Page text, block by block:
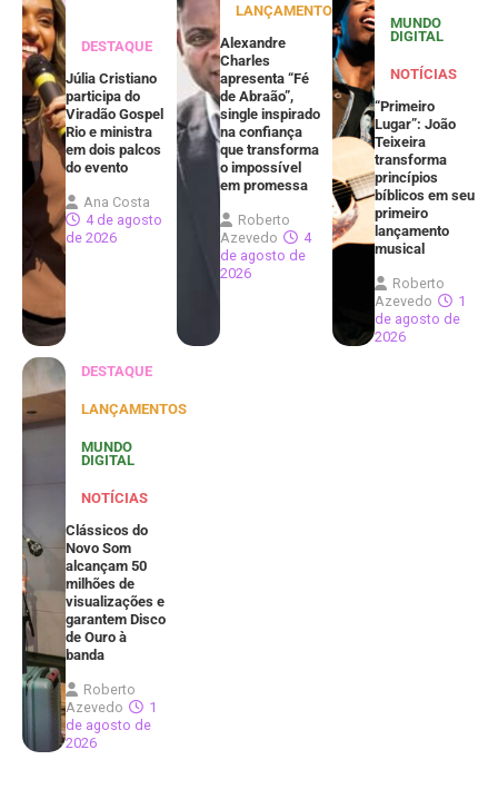
DESTAQUE
Júlia Cristiano
participa do
Viradão Gospel
Rio e ministra
em dois palcos
do evento
Ana Costa
4 de agosto
de 2026
LANÇAMENTOS
Alexandre
Charles
apresenta “Fé
de Abraão”,
single inspirado
na confiança
que transforma
o impossível
em promessa
Roberto
Azevedo
4
de agosto de
2026
MUNDO
DIGITAL
NOTÍCIAS
“Primeiro
Lugar”: João
Teixeira
transforma
princípios
bíblicos em seu
primeiro
lançamento
musical
Roberto
Azevedo
1
de agosto de
2026
DESTAQUE
LANÇAMENTOS
MUNDO
DIGITAL
NOTÍCIAS
Clássicos do
Novo Som
alcançam 50
milhões de
visualizações e
garantem Disco
de Ouro à
banda
Roberto
Azevedo
1
de agosto de
2026